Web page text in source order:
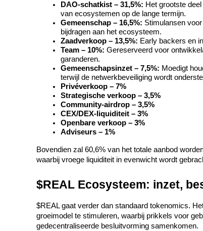
Big data-analyse inclusief handelsinformatie, enz.
Futures-startgids
DAO-schatkist – 31,5%: Het grootste
van ecosystemen op de lange termijn.
Gemeenschap – 16,5%: Stimulansen
bijdragen aan het ecosysteem.
Zaadverkoop – 13,5%: Early backers en
Team – 10%: Gereserveerd voor
garanderen.
Gemeenschapsinzet – 7,5%: Moedigt
terwijl de netwerkbeveiliging wordt
Privéverkoop – 7%
Strategische verkoop – 3,5%
Community-airdrop – 3,5%
CEX/DEX-liquiditeit – 3%
Openbare verkoop – 3%
Adviseurs – 1%
Bovendien zal 60,6% van het totale aanbod
waarbij vroege liquiditeit in evenwicht wordt
$REAL Ecosysteem: inzet,
$REAL gaat verder dan standaard tokenomics.
groeimodel te stimuleren, waarbij prikkels voor
gedecentraliseerde besluitvorming samenkomen.